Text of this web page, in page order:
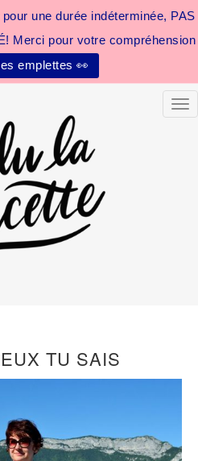
une durée indéterminée, PAS
Merci pour votre compréhension
emplettes 👀
TU SAIS